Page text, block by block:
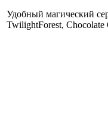
Удобный магический
TwilightForest,